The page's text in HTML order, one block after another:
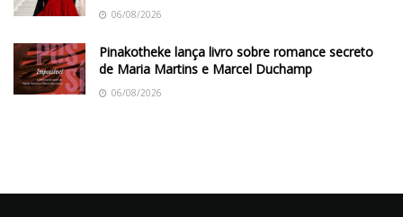
06/08/2026
Pinakotheke lança livro sobre romance secreto
de Maria Martins e Marcel Duchamp
06/08/2026